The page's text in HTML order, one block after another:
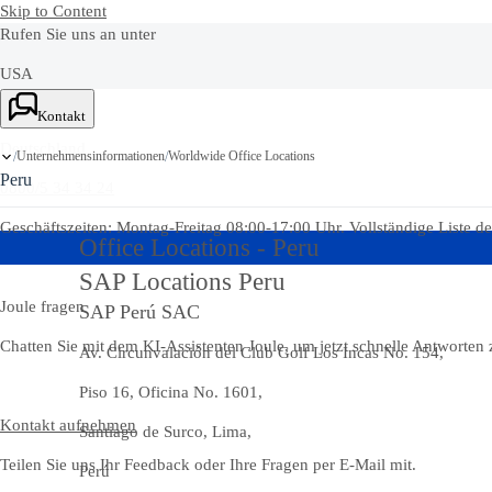
Skip to Content
Rufen Sie uns an unter
USA
+1-800-872-1727
Deutschland
0800/5 34 34 24
Geschäftszeiten: Montag-Freitag 08:00-17:00 Uhr. Vollständige Liste
Joule fragen
Chatten Sie mit dem KI-Assistenten Joule, um jetzt schnelle Antworten
Kontakt aufnehmen
Teilen Sie uns Ihr Feedback oder Ihre Fragen per E-Mail mit.
Ask Joule
Kontakt
/Unternehmensinformationen/Worldwide Office Locations
Peru
Office Locations - Peru
SAP Locations Peru
SAP Perú SAC
Av. Circunvalación del Club Golf Los Incas No. 154,
Piso 16, Oficina No. 1601,
Santiago de Surco, Lima,
Perú